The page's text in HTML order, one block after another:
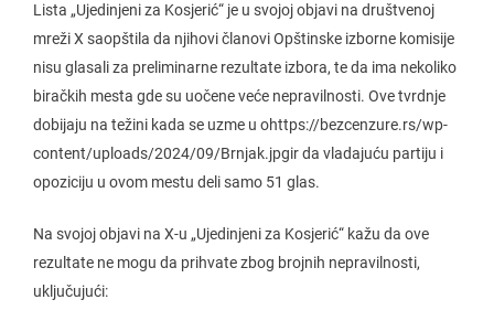
Lista „Ujedinjeni za Kosjerić“ je u svojoj objavi na društvenoj
mreži X saopštila da njihovi članovi Opštinske izborne komisije
nisu glasali za preliminarne rezultate izbora, te da ima nekoliko
biračkih mesta gde su uočene veće nepravilnosti. Ove tvrdnje
dobijaju na težini kada se uzme u ohttps://bezcenzure.rs/wp-
content/uploads/2024/09/Brnjak.jpgir da vladajuću partiju i
opoziciju u ovom mestu deli samo 51 glas.
Na svojoj objavi na X-u „Ujedinjeni za Kosjerić“ kažu da ove
rezultate ne mogu da prihvate zbog brojnih nepravilnosti,
uključujući: